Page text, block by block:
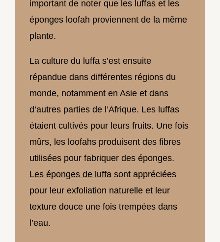
important de noter que les luffas et les
éponges loofah proviennent de la même
plante.
La culture du luffa s’est ensuite
répandue dans différentes régions du
monde, notamment en Asie et dans
d’autres parties de l’Afrique. Les luffas
étaient cultivés pour leurs fruits. Une fois
mûrs, les loofahs produisent des fibres
utilisées pour fabriquer des éponges.
Les éponges de luffa sont appréciées
pour leur exfoliation naturelle et leur
texture douce une fois trempées dans
l’eau.